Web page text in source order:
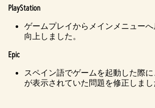
PlayStation
ゲームプレイからメインメニュー
向上しました。
Epic
スペイン語でゲームを起動した際
が表示されていた問題を修正しまし